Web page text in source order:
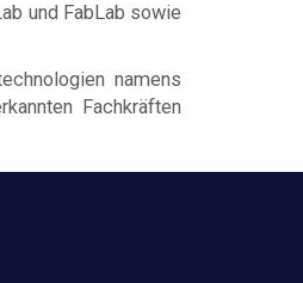
und FabLab sowie
namens
Fachkräften